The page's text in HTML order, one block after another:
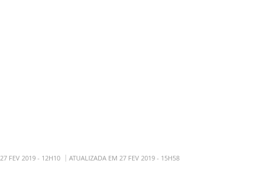
27 FEV 2019 - 12H10 ATUALIZADA EM 27 FEV 2019 - 15H58